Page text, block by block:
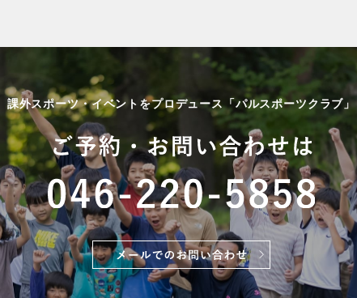
課外スポーツ・イベントをプロデュース「パルスポーツクラブ」